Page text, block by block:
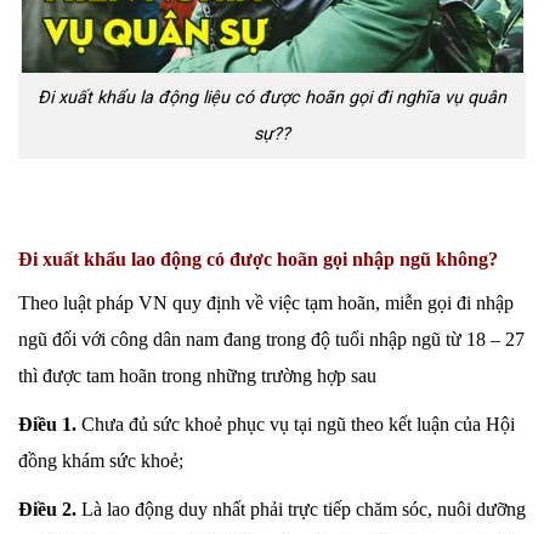
Đi xuất khẩu la động liệu có được hoãn gọi đi nghĩa vụ quân
sự??
Đi xuất khẩu lao động có được hoãn gọi nhập ngũ không?
Theo luật pháp VN quy định về việc tạm hoãn, miễn gọi đi nhập
ngũ đối với công dân nam đang trong độ tuổi nhập ngũ từ 18 – 27
thì được tam hoãn trong những trường hợp sau
Điều 1. Chưa đủ sức khoẻ phục vụ tại ngũ theo kết luận của Hội
đồng khám sức khoẻ;
Điều 2. Là lao động duy nhất phải trực tiếp chăm sóc, nuôi dưỡng